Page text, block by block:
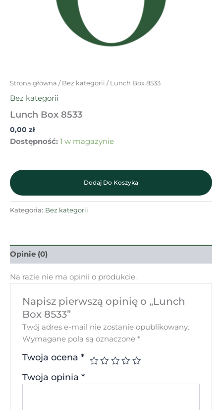
Strona główna /Bez kategorii / Lunch Box 8533
Bez kategorii
Lunch Box 8533
0,00 zł
Dostępność: 1 w magazynie
Dodaj Do Koszyka
Kategoria: Bez kategorii
Opinie (0)
Na razie nie ma opinii o produkcie.
Napisz pierwszą opinię o „Lunch
Box 8533”
Twój adres e-mail nie zostanie opublikowany.
Wymagane pola są oznaczone*
Twoja ocena*
Twoja opinia*